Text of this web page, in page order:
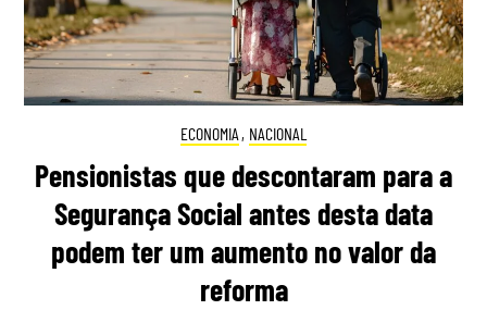
ECONOMIA , NACIONAL
Pensionistas que descontaram para a
Segurança Social antes desta data
podem ter um aumento no valor da
reforma